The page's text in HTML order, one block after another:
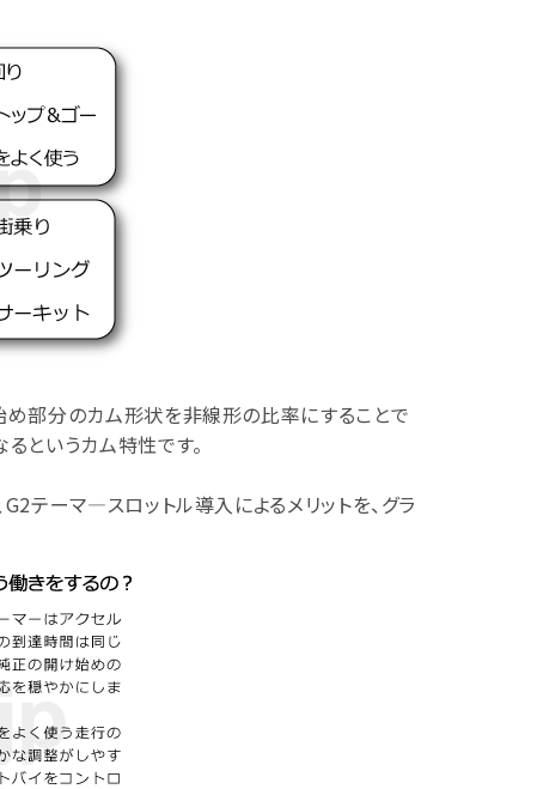
め部分のカム形状を非線形の比率にすることで
というカム特性です。
テーマ―スロットル導入によるメリットを、グラ